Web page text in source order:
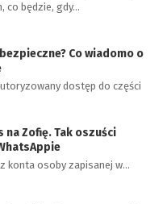
co będzie, gdy…
Co wiadomo o
dostęp do części
na Zofię. Tak oszuści
konta osoby zapisanej w…